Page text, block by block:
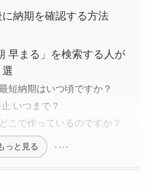
納期を確認する方法
早まる」を検索する人が
短納期はいつ頃ですか？
いつまで？
こで作っているのですか？
っと見る